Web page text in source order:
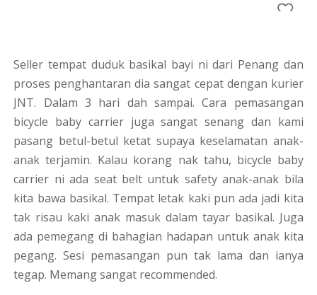
Seller tempat duduk basikal bayi ni dari Penang dan
proses penghantaran dia sangat cepat dengan kurier
JNT. Dalam 3 hari dah sampai. Cara pemasangan
bicycle baby carrier juga sangat senang dan kami
pasang betul-betul ketat supaya keselamatan anak-
anak terjamin. Kalau korang nak tahu, bicycle baby
carrier ni ada seat belt untuk safety anak-anak bila
kita bawa basikal. Tempat letak kaki pun ada jadi kita
tak risau kaki anak masuk dalam tayar basikal. Juga
ada pemegang di bahagian hadapan untuk anak kita
pegang. Sesi pemasangan pun tak lama dan ianya
tegap. Memang sangat recommended.